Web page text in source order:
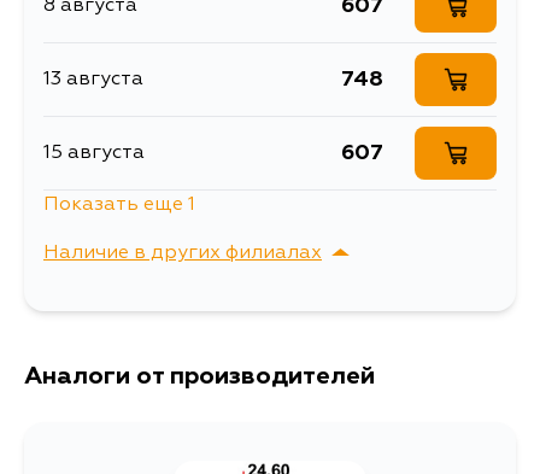
8 августа 607
13 августа 748
15 августа 607
Показать еще 1
Наличие в других филиалах
г. Владивосток,
Аналоги от производителей